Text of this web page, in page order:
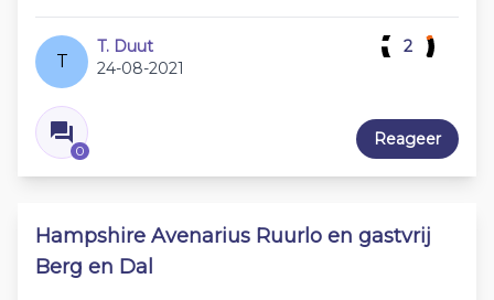
T
T. Duut
24-08-2021
0
2
Reageer
Hampshire Avenarius Ruurlo en gastvrij
Berg en Dal